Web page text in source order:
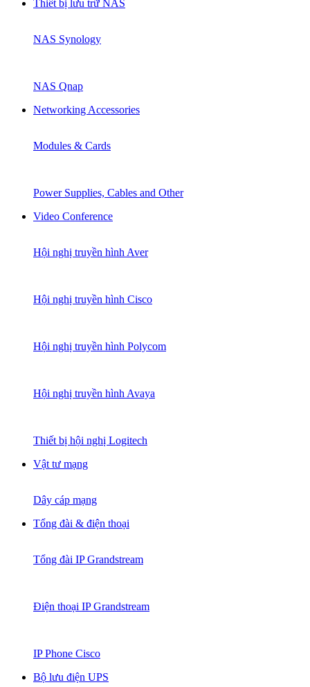
Thiết bị lưu trữ NAS
NAS Synology
NAS Qnap
Networking Accessories
Modules & Cards
Power Supplies, Cables and Other
Video Conference
Hội nghị truyền hình Aver
Hội nghị truyền hình Cisco
Hội nghị truyền hình Polycom
Hội nghị truyền hình Avaya
Thiết bị hội nghị Logitech
Vật tư mạng
Dây cáp mạng
Tổng đài & điện thoại
Tổng đài IP Grandstream
Điện thoại IP Grandstream
IP Phone Cisco
Bộ lưu điện UPS